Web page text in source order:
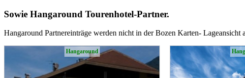
Sowie Hangaround Tourenhotel-Partner.
Hangaround Partnereinträge werden nicht in der Bozen Karten- Lageansicht
Hangaround